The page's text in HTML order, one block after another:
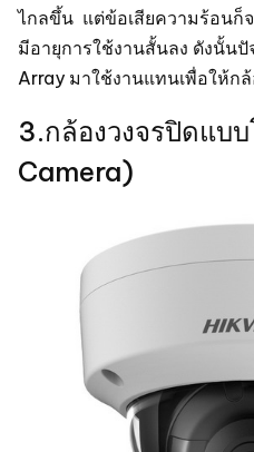
ไกลขึ้น แต่ข้อเสียความร้อนก็
มีอายุการใช้งานสั้นลง ดังนั้น
Array มาใช้งานแทนเพื่อให้ก
3.กล้องวงจรปิดแบ
Camera)